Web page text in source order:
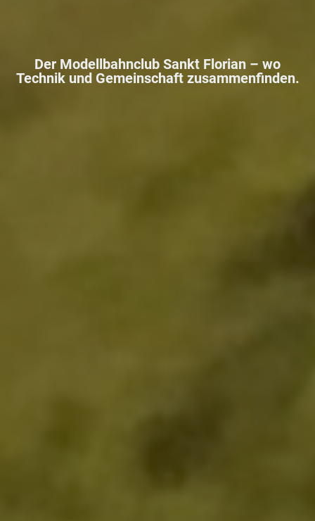
Der Modellbahnclub Sankt Florian – wo
Technik und Gemeinschaft zusammenfinden.